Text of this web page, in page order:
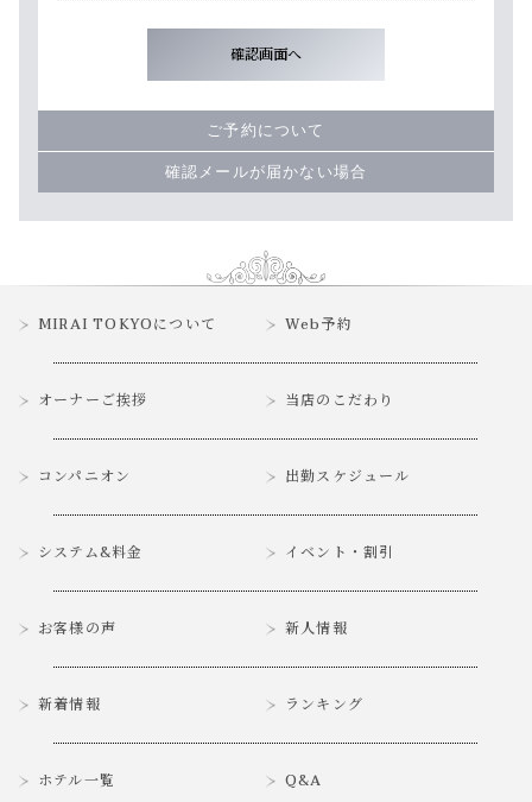
ご予約について
確認メールが届かない場合
MIRAI TOKYOについて Web予約
オーナーご挨拶 当店のこだわり
コンパニオン 出勤スケジュール
システム&料金 イベント・割引
お客様の声 新人情報
新着情報 ランキング
ホテル一覧 Q&A